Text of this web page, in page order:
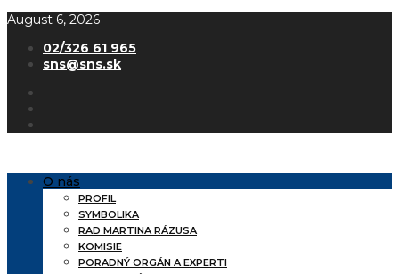
August 6, 2026
02/326 61 965
sns@sns.sk
O nás
PROFIL
SYMBOLIKA
RAD MARTINA RÁZUSA
KOMISIE
PORADNÝ ORGÁN A EXPERTI